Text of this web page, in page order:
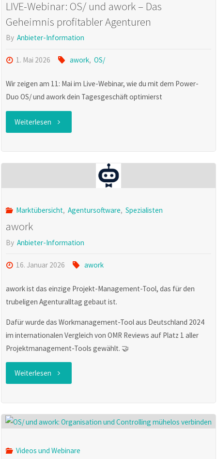
LIVE-Webinar: OS/ und awork – Das
Geheimnis profitabler Agenturen
By Anbieter-Information
1. Mai 2026 awork, OS/
Wir zeigen am 11: Mai im Live-Webinar, wie du mit dem Power-
Duo OS/ und awork dein Tagesgeschäft optimierst
Weiterlesen "LIVE-
OS/
und
awork
profitabler
Agenturen"
Marktübersicht, Agentursoftware, Spezialisten
awork
By Anbieter-Information
16. Januar 2026 awork
awork ist das einzige Projekt-Management-Tool, das für den
trubeligen Agenturalltag gebaut ist.
Dafür wurde das Workmanagement-Tool aus Deutschland 2024
im internationalen Vergleich von OMR Reviews auf Platz 1 aller
Projektmanagement-Tools gewählt. 🤝
Weiterlesen "awork"
Videos und Webinare